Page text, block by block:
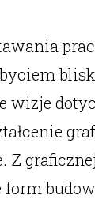
wizje
Z
form